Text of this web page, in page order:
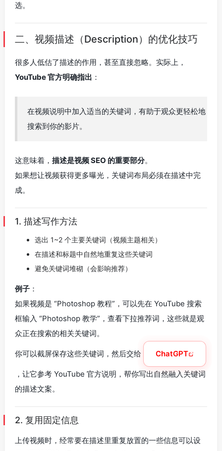
选。
二、视频描述（Description）的优化技巧
很多人低估了描述的作用，甚至直接忽略。实际上，
YouTube 官方明确指出 ：
在视频说明中加入适当的关键词，有助于观众更轻松地
搜索到你的影片。
这意味着， 描述是视频 SEO 的重要部分。
如果想让视频获得更多曝光，关键词布局必须在描述中完
成。
1. 描述写作方法
选出 1~2 个主要关键词（视频主题相关）
在描述和标题中自然地重复这些关键词
避免关键词堆砌（会影响推荐）
例子 ：
如果视频是 “Photoshop 教程”，可以先在 YouTube 搜索
框输入 “Photoshop 教学”，查看下拉推荐词，这些就是观
众正在搜索的相关关键词。
你可以截屏保存这些关键词，然后交给 ChatGPT
，让它参考 YouTube 官方说明，帮你写出自然融入关键词
的描述文案。
2. 复用固定信息
上传视频时，经常要在描述里重复放置的一些信息可以设